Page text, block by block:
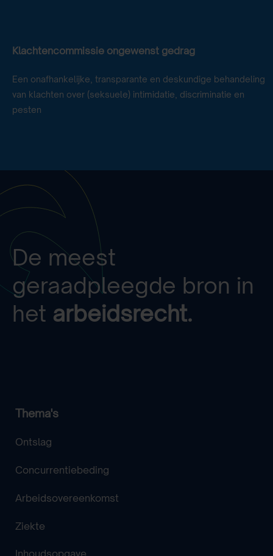
Klachtencommissie ongewenst gedrag
Een onafhankelijke, transparante en deskundige behandeling
van klachten over (seksuele) intimidatie, discriminatie en
pesten
De meest
geraadpleegde bron in
het arbeidsrecht.
Thema's
Ontslag
Concurrentiebeding
Arbeidsovereenkomst
Ziekte